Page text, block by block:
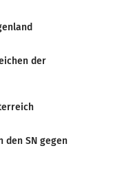
der
SN gegen